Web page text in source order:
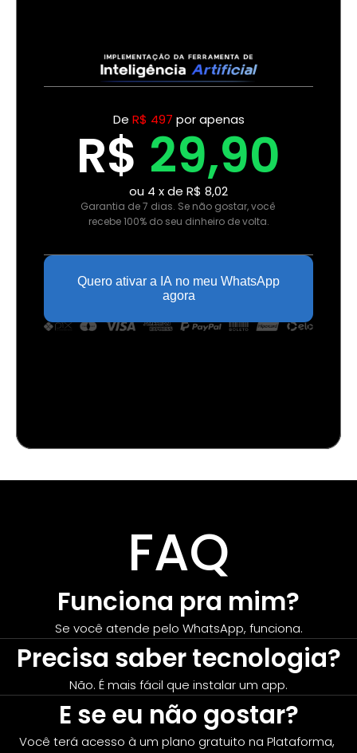
De R$ 497 por apenas
R$ 29,90
ou 4 x de R$ 8,02
Garantia de 7 dias. Se não gostar, você
recebe 100% do seu dinheiro de volta.
Quero ativar a IA no meu WhatsApp
agora
FAQ
Funciona pra mim?
Se você atende pelo WhatsApp, funciona.
Precisa saber tecnologia?
Não. É mais fácil que instalar um app.
E se eu não gostar?
Você terá acesso à um plano gratuito na Plataforma,